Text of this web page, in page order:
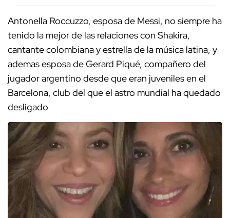
Antonella Roccuzzo, esposa de Messi, no siempre ha
tenido la mejor de las relaciones con Shakira,
cantante colombiana y estrella de la música latina, y
ademas esposa de Gerard Piqué, compañero del
jugador argentino desde que eran juveniles en el
Barcelona, club del que el astro mundial ha quedado
desligado